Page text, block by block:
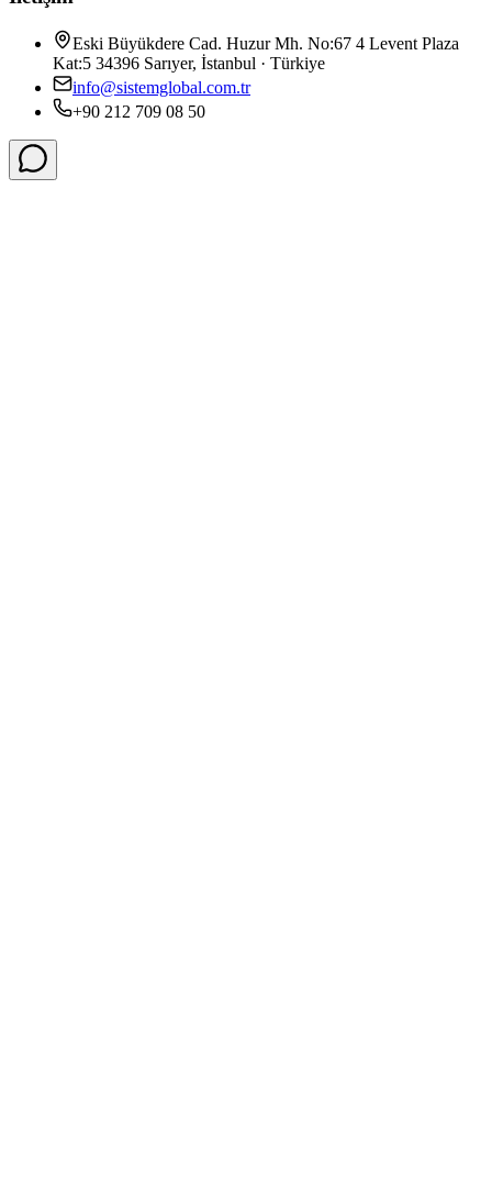
Eski Büyükdere Cad. Huzur Mh. No:67 4 Levent Plaza
Kat:5 34396 Sarıyer, İstanbul · Türkiye
info@sistemglobal.com.tr
+90 212 709 08 50